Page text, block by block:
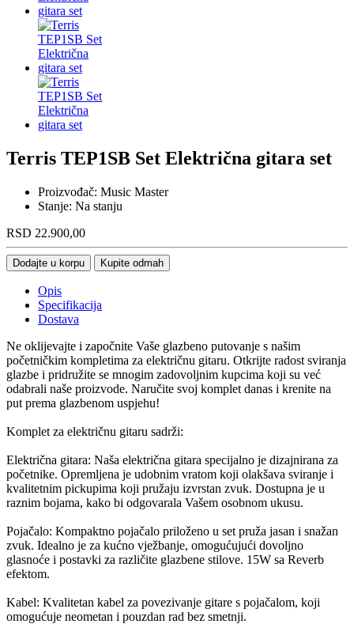
Terris TEP1SB Set Električna gitara set
Proizvođač: Music Master
Stanje: Na stanju
RSD 22.900,00
Dodajte u korpu Kupite odmah
Opis
Specifikacija
Dostava
Ne oklijevajte i započnite Vaše glazbeno putovanje s našim
početničkim kompletima za električnu gitaru. Otkrijte radost sviranja
glazbe i pridružite se mnogim zadovoljnim kupcima koji su već
odabrali naše proizvode. Naručite svoj komplet danas i krenite na
put prema glazbenom uspjehu!
Komplet za električnu gitaru sadrži:
Električna gitara: Naša električna gitara specijalno je dizajnirana za
početnike. Opremljena je udobnim vratom koji olakšava sviranje i
kvalitetnim pickupima koji pružaju izvrstan zvuk. Dostupna je u
raznim bojama, kako bi odgovarala Vašem osobnom ukusu.
Pojačalo: Kompaktno pojačalo priloženo u set pruža jasan i snažan
zvuk. Idealno je za kućno vježbanje, omogućujući dovoljno
glasnoće i postavki za različite glazbene stilove. 15W sa Reverb
efektom.
Kabel: Kvalitetan kabel za povezivanje gitare s pojačalom, koji
omogućuje neometan i pouzdan rad bez smetnji.